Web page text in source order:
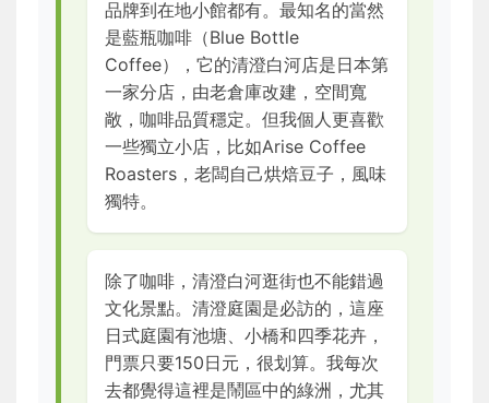
品牌到在地小館都有。最知名的當然
是藍瓶咖啡（Blue Bottle
Coffee），它的清澄白河店是日本第
一家分店，由老倉庫改建，空間寬
敞，咖啡品質穩定。但我個人更喜歡
一些獨立小店，比如Arise Coffee
Roasters，老闆自己烘焙豆子，風味
獨特。
除了咖啡，清澄白河逛街也不能錯過
文化景點。清澄庭園是必訪的，這座
日式庭園有池塘、小橋和四季花卉，
門票只要150日元，很划算。我每次
去都覺得這裡是鬧區中的綠洲，尤其